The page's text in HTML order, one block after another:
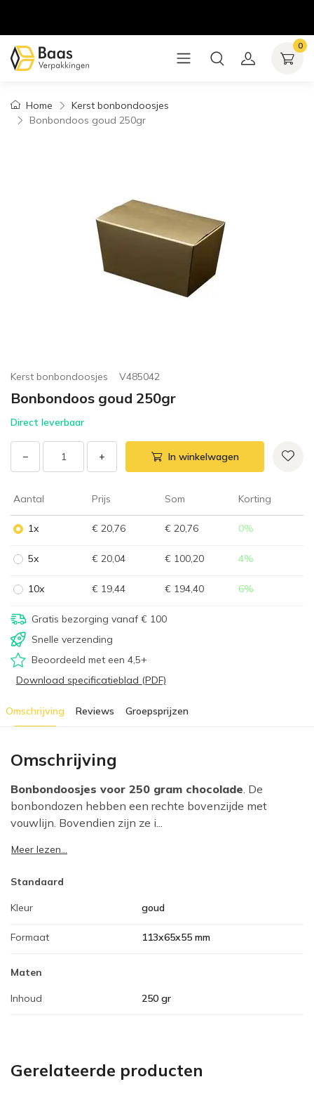
0
Home
Kerst bonbondoosjes
Bonbondoos goud 250gr
Kerst bonbondoosjes V485042
Bonbondoos goud 250gr
Direct leverbaar
− + In winkelwagen
Aantal Prijs Som Korting
1x € 20,76 € 20,76 0%
5x € 20,04 € 100,20 4%
10x € 19,44 € 194,40 6%
Gratis bezorging vanaf € 100
Snelle verzending
Beoordeeld met een 4,5+
Download specificatieblad (PDF)
Omschrijving Reviews Groepsprijzen
Omschrijving
Bonbondoosjes voor 250 gram chocolade. De
bonbondozen hebben een rechte bovenzijde met
vouwlijn. Bovendien zijn ze i...
Meer lezen...
Standaard
Kleur goud
Formaat 113x65x55 mm
Maten
Inhoud 250 gr
Gerelateerde producten